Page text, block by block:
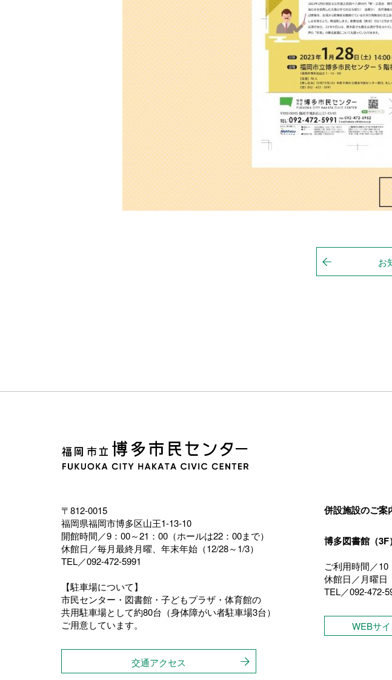
お
〒812-0015
福岡県福岡市博多区山王1-13-10
開館時間／9：00～21：00（ホールは22：00まで）
休館日／毎月最終月曜、年末年始（12/28～1/3）
TEL／092-472-5991
【駐車場について】
市民センター・図書館・子どもプラザ・体育館の
共用駐車場として約80台（身体障がい者駐車場3台）
ご用意しています。
交通アクセス
併設施設のご案
博多図書館（3F）
ご利用時間／10
休館日／月曜日
TEL／092-472-
WEBサイ